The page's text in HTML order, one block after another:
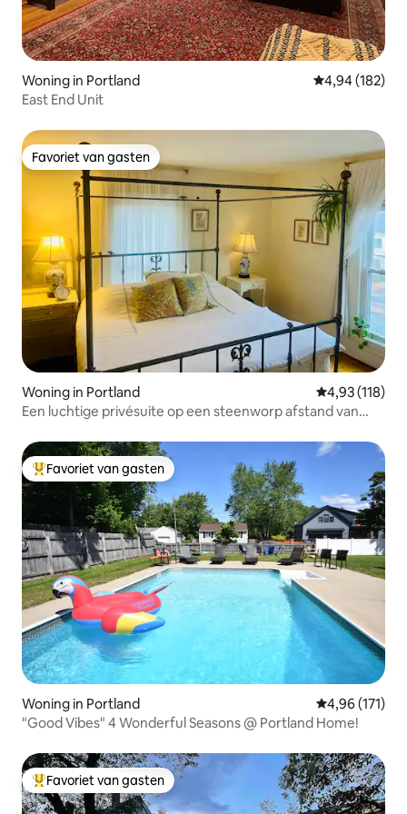
Woning in Portland Gemiddelde
4,94 (182)
East End Unit
Favoriet van gasten
Favoriet van gasten
Woning in Portland Gemiddelde
4,93 (118)
Een luchtige privésuite op een steenworp afstand van
Topfavoriet van gasten
Favoriet van gasten
Woning in Portland Gemiddelde
4,96 (171)
"Good Vibes" 4 Wonderful Seasons @ Portland Home!
Topfavoriet van gasten
Favoriet van gasten